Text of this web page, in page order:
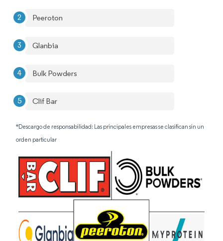
Peeroton
Glanbia
Bulk Powders
Clif Bar
*Descargo de responsabilidad: Las principales empresas se clasifican sin un
orden particular